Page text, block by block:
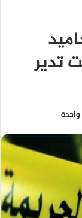
تدير